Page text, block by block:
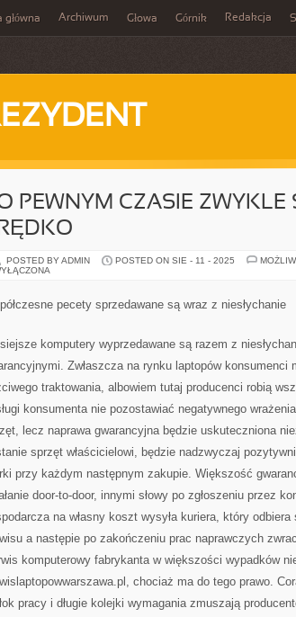
główna Archiwum Głowa Górnik Redakcja
PEWNYM CZASIE ZWYKLE
POSTED BY ADMIN POSTED ON SIE - 11 - 2025
pecety sprzedawane są wraz z niesłychanie
komputery wyprzedawane są razem z
Zwłaszcza na rynku laptopów konsumenci
traktowania, albowiem tutaj producenci robią
konsumenta nie pozostawiać negatywnego
lecz naprawa gwarancyjna będzie uskuteczniona
sprzęt właścicielowi, będzie nadzwyczaj
przy każdym następnym zakupie. Większość
door-to-door, innymi słowy po zgłoszeniu przez
na własny koszt wysyła kuriera, który
a następie po zakończeniu prac naprawczych
komputerowy fabrykanta w większości wypadków
chociaż ma do tego prawo.
pracy i długie kolejki wymagania zmuszają